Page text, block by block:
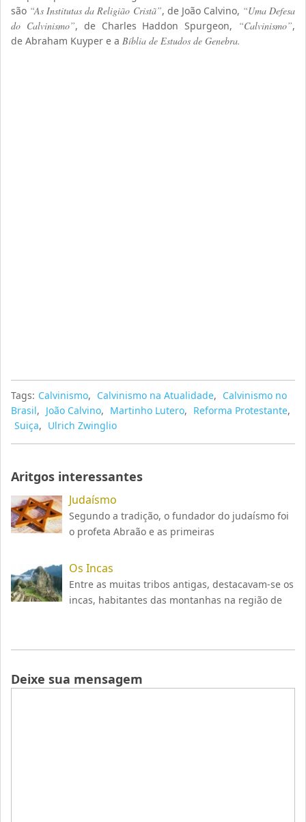
são “As Institutas da Religião Cristã”, de João Calvino, “Uma Defesa
do Calvinismo”, de Charles Haddon Spurgeon, “Calvinismo”,
de Abraham Kuyper e aBíblia de Estudos de Genebra.
Tags: Calvinismo, Calvinismo na Atualidade, Calvinismo no
Brasil, João Calvino, Martinho Lutero, Reforma Protestante,
Suiça, Ulrich Zwinglio
Aritgos interessantes
Judaísmo
Segundo a tradição, o fundador do judaísmo foi
o profeta Abraão e as primeiras
Os Incas
Entre as muitas tribos antigas, destacavam-se os
incas, habitantes das montanhas na região de
Deixe sua mensagem